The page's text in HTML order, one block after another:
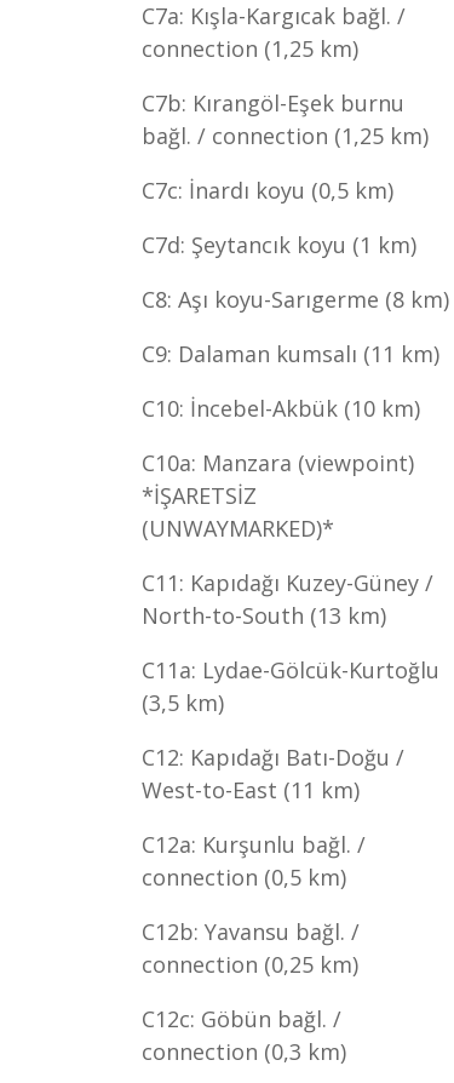
C7a: Kışla-Kargıcak bağl. /
connection (1,25 km)
C7b: Kırangöl-Eşek burnu
bağl. / connection (1,25 km)
C7c: İnardı koyu (0,5 km)
C7d: Şeytancık koyu (1 km)
C8: Aşı koyu-Sarıgerme (8 km)
C9: Dalaman kumsalı (11 km)
C10: İncebel-Akbük (10 km)
C10a: Manzara (viewpoint)
*İŞARETSİZ
(UNWAYMARKED)*
C11: Kapıdağı Kuzey-Güney /
North-to-South (13 km)
C11a: Lydae-Gölcük-Kurtoğlu
(3,5 km)
C12: Kapıdağı Batı-Doğu /
West-to-East (11 km)
C12a: Kurşunlu bağl. /
connection (0,5 km)
C12b: Yavansu bağl. /
connection (0,25 km)
C12c: Göbün bağl. /
connection (0,3 km)